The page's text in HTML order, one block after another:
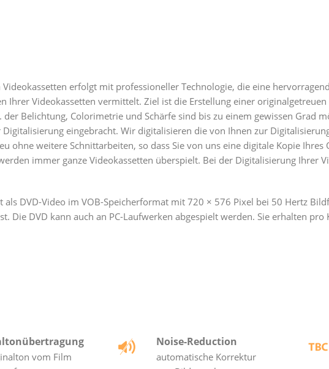
erfolgt mit professioneller Technologie, die eine
Ihrer Videokassetten vermittelt. Ziel ist die Erstellung einer
der Belichtung, Colorimetrie und Schärfe sind bis zu einem gewissen Grad
eingebracht. Wir digitalisieren die von Ihnen zur
ohne weitere Schnittarbeiten, so dass Sie von uns eine digitale Kopie
immer ganze Videokassetten überspielt. Bei der Digitalisierung Ihrer
als DVD-Video im VOB-Speicherformat mit 720 × 576 Pixel bei 50 Hertz
Die DVD kann auch an PC-Laufwerken abgespielt werden. Sie erhalten
vom Film
Noise-Reduction
automatische Korrektur